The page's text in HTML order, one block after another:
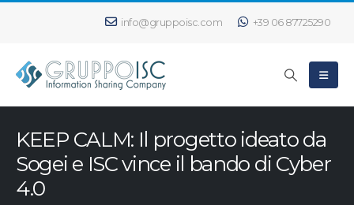
info@gruppoisc.com +39 06 87725290
KEEP CALM: Il progetto ideato da
Sogei e ISC vince il bando di Cyber
4.0